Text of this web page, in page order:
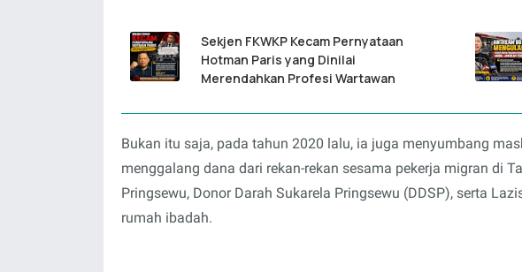
Sekjen FKWKP Kecam Pernyataan
Hotman Paris yang Dinilai
Merendahkan Profesi Wartawan
Bukan itu saja, pada tahun 2020 lalu, ia juga menyumbang
menggalang dana dari rekan-rekan sesama pekerja migran di
Pringsewu, Donor Darah Sukarela Pringsewu (DDSP), serta
rumah ibadah.